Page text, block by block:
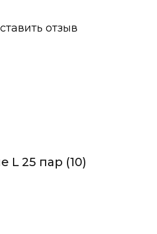
отзыв
L 25 пар (10)